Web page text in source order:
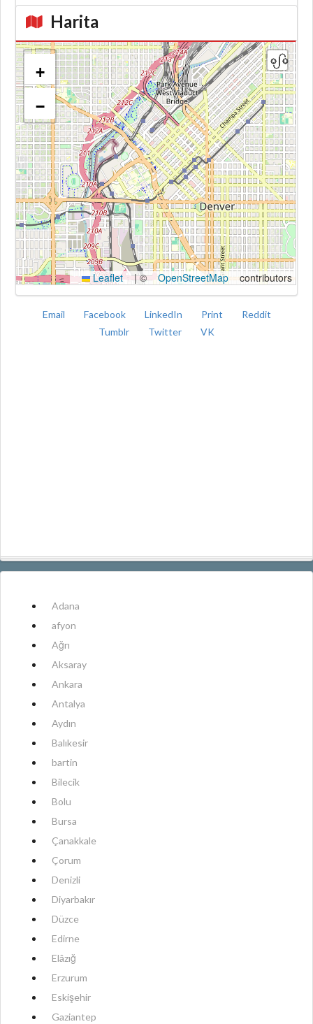
Harita
Kroki
+
−
Leaflet |© OpenStreetMap contributors
Email Facebook LinkedIn Print
Reddit
Tumblr
Twitter VK
Adana
afyon
Ağrı
Aksaray
Ankara
Antalya
Aydın
Balıkesir
bartin
Bilecik
Bolu
Bursa
Çanakkale
Çorum
Denizli
Diyarbakır
Düzce
Edirne
Elâzığ
Erzurum
Eskişehir
Gaziantep